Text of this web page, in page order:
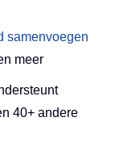
samenvoegen
meer
40+ andere